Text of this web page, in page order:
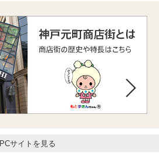
PCサイトを見る